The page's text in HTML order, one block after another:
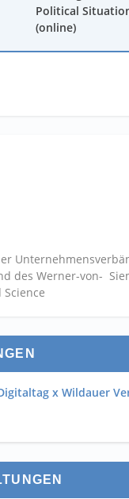
Political
(online)
des Werner-von-
Science
x Wildauer